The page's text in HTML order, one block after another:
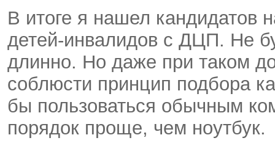
В итоге я нашел кандидатов
детей-инвалидов с ДЦП. Не
длинно. Но даже при таком
соблюсти принцип подбора
бы пользоваться обычным
порядок проще, чем ноутбук.